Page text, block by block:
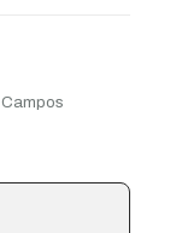
Campos